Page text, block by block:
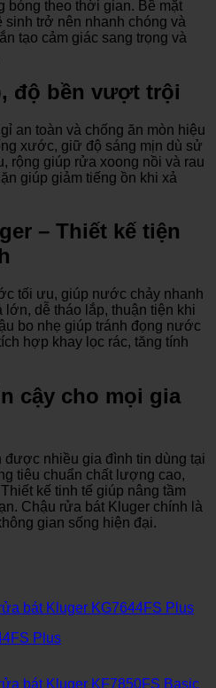
bóng theo thời gian. Bề mặt
sinh trở nên nhanh chóng và
tạo cảm giác sang trọng và
độ bền vượt trội
an toàn và chống ăn mòn hiệu
xước, giữ độ sáng mịn dù sử
rộng giúp rửa xoong nồi và rau
giúp giảm tiếng ồn khi xả
– Thiết kế tiện
tối ưu, giúp nước chảy nhanh
dễ tháo lắp, thuận tiện khi
bo nhẹ giúp tránh đọng nước
hợp khay lọc rác, tăng tính
cậy cho mọi gia
nhiều gia đình tin dùng tại
tiêu chuẩn chất lượng cao,
kế tinh tế giúp nâng tầm
Chậu rửa bát Kluger chính là
gian sống hiện đại.
Plus